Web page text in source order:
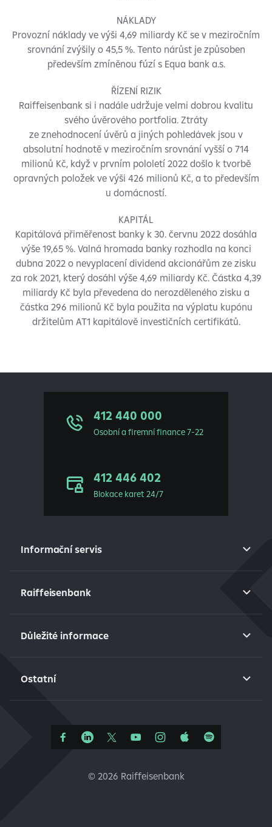
NÁKLADY
Provozní náklady ve výši 4,69 miliardy Kč se v meziročním
srovnání zvýšily o 45,5 %. Tento nárůst je způsoben
především zmíněnou fúzí s Equa bank a.s.
ŘÍZENÍ RIZIK
Raiffeisenbank si i nadále udržuje velmi dobrou kvalitu
svého úvěrového portfolia. Ztráty
ze znehodnocení úvěrů a jiných pohledávek jsou v
absolutní hodnotě v meziročním srovnání vyšší o 714
milionů Kč, když v prvním pololetí 2022 došlo k tvorbě
opravných položek ve výši 426 milionů Kč, a to především
u domácností.
KAPITÁL
Kapitálová přiměřenost banky k 30. červnu 2022 dosáhla
výše 19,65 %. Valná hromada banky rozhodla na konci
dubna 2022 o nevyplacení dividend akcionářům ze zisku
za rok 2021, který dosáhl výše 4,69 miliardy Kč. Částka 4,39
miliardy Kč byla převedena do nerozděleného zisku a
částka 296 milionů Kč byla použita na výplatu kupónu
držitelům AT1 kapitálově investičních certifikátů.
412 440 000
Osobní a firemní finance 7-22
412 446 402
Blokace karet 24/7
Informační servis
Raiffeisenbank
Důležité informace
Ostatní
© 2026 Raiffeisenbank